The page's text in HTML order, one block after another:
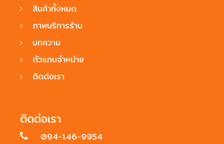
สินค้าทั้งหมด
ภาพบริการร้าน
บทความ
ตัวแทนจำหน่าย
ติดต่อเรา
ติดต่อเรา
094-146-9954